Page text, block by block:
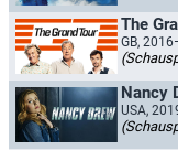
The
GB,
Nancy
USA,